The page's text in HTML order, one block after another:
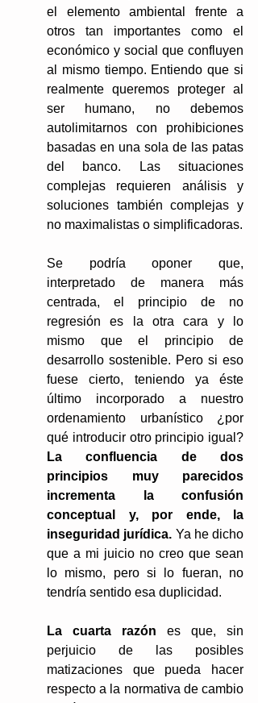
el elemento ambiental frente a
otros tan importantes como el
económico y social que confluyen
al mismo tiempo. Entiendo que si
realmente queremos proteger al
ser humano, no debemos
autolimitarnos con prohibiciones
basadas en una sola de las patas
del banco. Las situaciones
complejas requieren análisis y
soluciones también complejas y
no maximalistas o simplificadoras.
Se podría oponer que,
interpretado de manera más
centrada, el principio de no
regresión es la otra cara y lo
mismo que el principio de
desarrollo sostenible. Pero si eso
fuese cierto, teniendo ya éste
último incorporado a nuestro
ordenamiento urbanístico ¿por
qué introducir otro principio igual?
La confluencia de dos
principios muy parecidos
incrementa la confusión
conceptual y, por ende, la
inseguridad jurídica. Ya he dicho
que a mi juicio no creo que sean
lo mismo, pero si lo fueran, no
tendría sentido esa duplicidad.
La cuarta razón es que, sin
perjuicio de las posibles
matizaciones que pueda hacer
respecto a la normativa de cambio